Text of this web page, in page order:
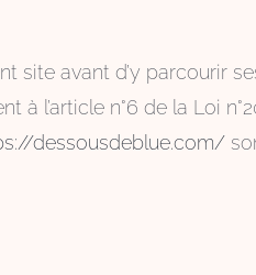
avant d’y parcourir
l’article n°6 de la Loi
dessousdeblue.com/